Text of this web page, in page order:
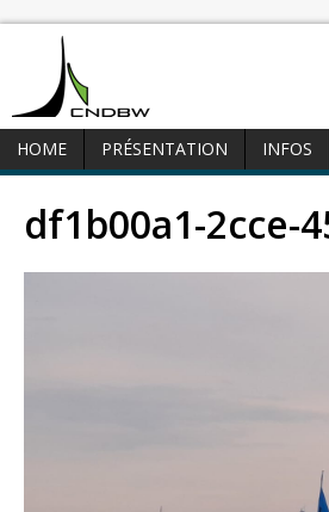
HOME PRÉSENTATION INFOS
df1b00a1-2cce-